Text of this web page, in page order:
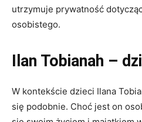
utrzymuje prywatność
osobistego.
Ilan Tobianah –
W kontekście dzieci Ilana
się podobnie. Choć jest on